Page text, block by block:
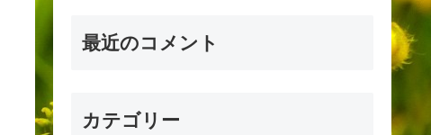
最近のコメント
カテゴリー